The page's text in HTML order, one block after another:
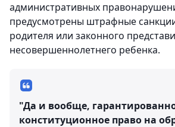
административных
предусмотрены штрафные
родителя или законного
несовершеннолетнего ребенка.
"Да и вообще,
конституционное право на